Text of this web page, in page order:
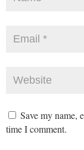
Save my name,
time I comment.